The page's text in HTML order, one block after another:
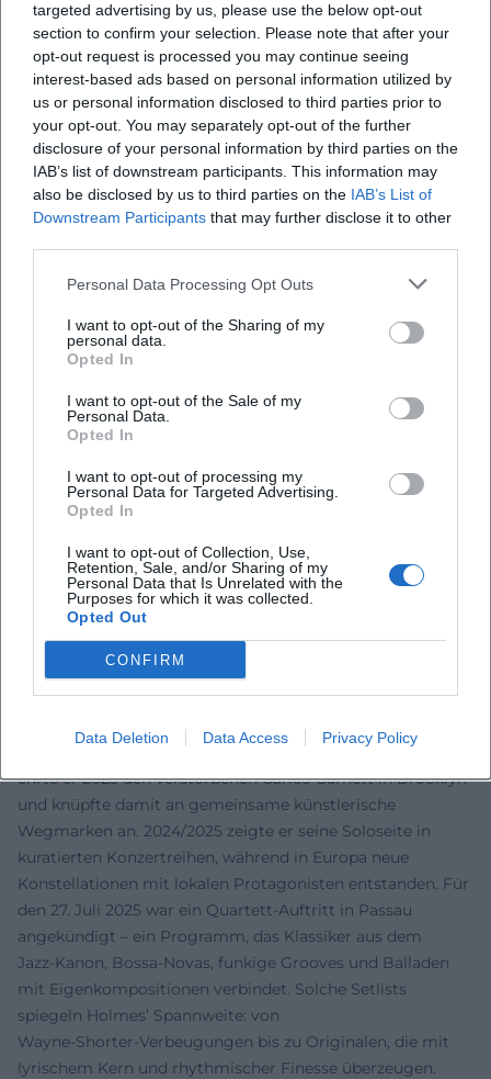
targeted advertising by us, please use the below opt-out
section to confirm your selection. Please note that after your
opt-out request is processed you may continue seeing
interest-based ads based on personal information utilized by
us or personal information disclosed to third parties prior to
your opt-out. You may separately opt-out of the further
disclosure of your personal information by third parties on the
IAB’s list of downstream participants. This information may
also be disclosed by us to third parties on the IAB’s List of
Downstream Participants that may further disclose it to other
Personal Data Processing Opt Outs
I want to opt-out of the Sharing of my
personal data.
Opted In
I want to opt-out of the Sale of my
Personal Data.
Opted In
I want to opt-out of processing my
Personal Data for Targeted Advertising.
Opted In
I want to opt-out of Collection, Use,
Retention, Sale, and/or Sharing of my
Personal Data that Is Unrelated with the
Purposes for which it was collected.
Opted Out
CONFIRM
Data Deletion Data Access Privacy Policy
erweitert er das Farbspektrum mit E‑Piano und
Synthesizer – immer mit dem Ziel, die Komposition in
Szene zu setzen und das Ensemble zu beflügeln. Diese
Mischung aus Fachwissen, historischer Einordnung und
zeitgenössischer Klangsprache belegt Expertise in
Komposition, Arrangement und Produktion.
Kollaborationen und kultureller Einfluss
Holmes’ Bedeutung zeigt sich in der Qualität seiner
Kollaborationen. An der Seite von Cindy Blackman formte
er über mehrere Alben eine moderne, energetische
Jazzsprache, die postboppige Virtuosität mit pointierter
verknüpften die Spiritual‑Jazz‑Tradition mit frischem,
urbanem Puls. Die Arbeit mit Größen wie Branford
zwischen Generationen und Stilen – ein Beitrag zur
lebendigen Traditionslinie des Jazz.
Konzertformaten und Livestream‑Settings – zeigte Holmes
eine Bühnenpräsenz, die Nähe schafft: Er versteht es, Hörer
Interaktion hörbar zu machen und doch eine klare
dramaturgische Linie zu halten. In der Pädagogik
vermittelt er diese Prinzipien in Workshops und
Masterclasses: Ohrschulung, Formverständnis,
Time‑Konzept, Sound. So prägt er nicht nur die Bühne,
sondern auch die nächste Musikergeneration.
Aktuelle Projekte, Konzerte, Repertoire (2023–2025)
Holmes blieb in den letzten Jahren präsent: Mit seinem Trio
ehrte er 2023 den verstorbenen Carlos Garnett in Brooklyn
und knüpfte damit an gemeinsame künstlerische
Wegmarken an. 2024/2025 zeigte er seine Soloseite in
kuratierten Konzertreihen, während in Europa neue
Konstellationen mit lokalen Protagonisten entstanden. Für
den 27. Juli 2025 war ein Quartett‑Auftritt in Passau
angekündigt – ein Programm, das Klassiker aus dem
Jazz‑Kanon, Bossa‑Novas, funkige Grooves und Balladen
mit Eigenkompositionen verbindet. Solche Setlists
spiegeln Holmes’ Spannweite: von
Wayne‑Shorter‑Verbeugungen bis zu Originalen, die mit
lyrischem Kern und rhythmischer Finesse überzeugen.